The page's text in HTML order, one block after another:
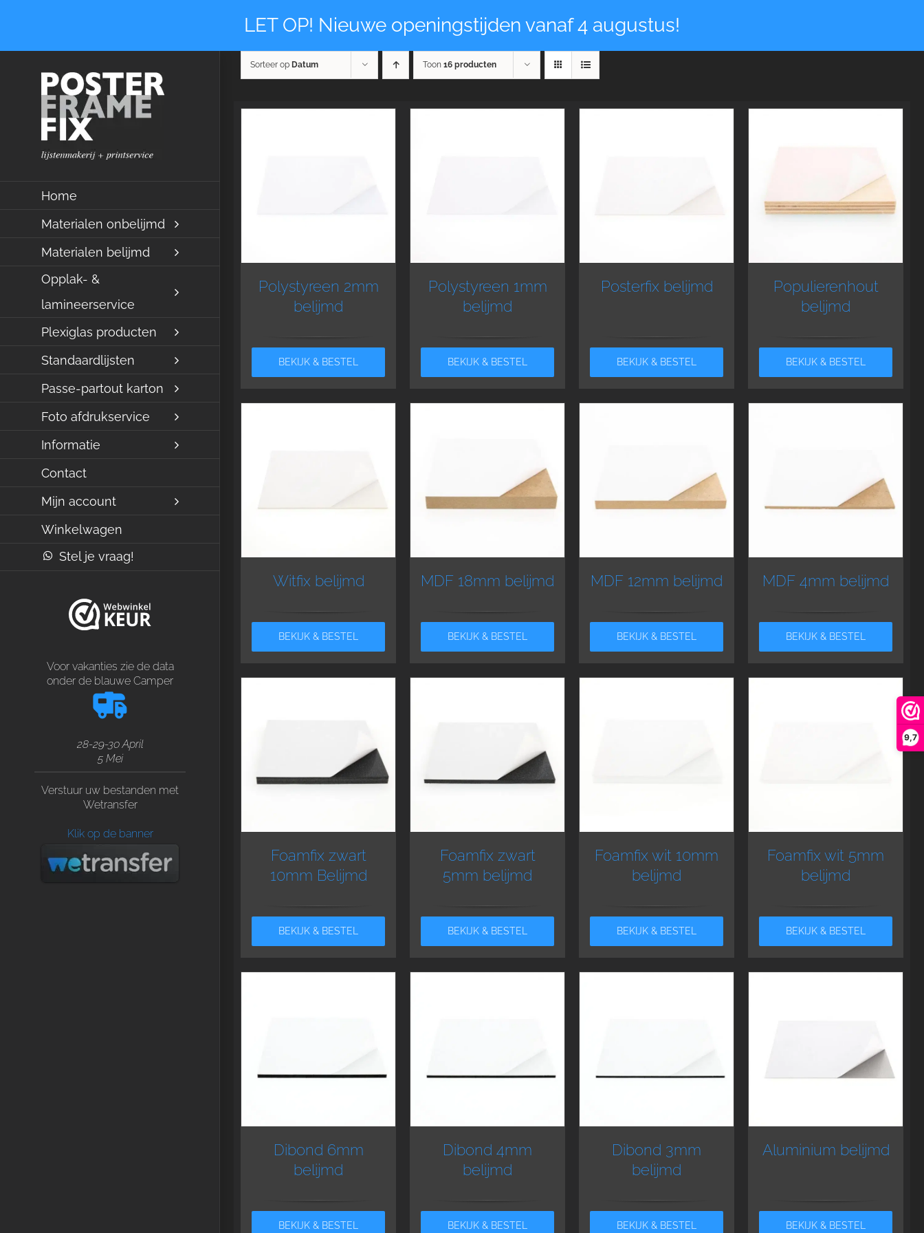
9,7
LET OP! Nieuwe openingstijden vanaf 4 augustus!
Home
Materialen onbelijmd
Materialen belijmd
Opplak- &
lamineerservice
Plexiglas producten
Standaardlijsten
Passe-partout karton
Foto afdrukservice
Informatie
Contact
Mijn account
Winkelwagen
Stel je vraag!
Voor vakanties zie de data
onder de blauwe Camper
28-29-30 April
5 Mei
Verstuur uw bestanden met
Wetransfer
Klik op de banner
Sorteer op Datum Toon 16 producten
Polystyreen 2mm
belijmd
BEKIJK & BESTEL
Polystyreen 1mm
belijmd
BEKIJK & BESTEL
Posterfix belijmd
BEKIJK & BESTEL
Populierenhout
belijmd
BEKIJK & BESTEL
Witfix belijmd
BEKIJK & BESTEL
MDF 18mm belijmd
BEKIJK & BESTEL
MDF 12mm belijmd
BEKIJK & BESTEL
MDF 4mm belijmd
BEKIJK & BESTEL
Foamfix zwart
10mm Belijmd
BEKIJK & BESTEL
Foamfix zwart
5mm belijmd
BEKIJK & BESTEL
Foamfix wit 10mm
belijmd
BEKIJK & BESTEL
Foamfix wit 5mm
belijmd
BEKIJK & BESTEL
Dibond 6mm
belijmd
BEKIJK & BESTEL
Dibond 4mm
belijmd
BEKIJK & BESTEL
Dibond 3mm
belijmd
BEKIJK & BESTEL
Aluminium belijmd
BEKIJK & BESTEL